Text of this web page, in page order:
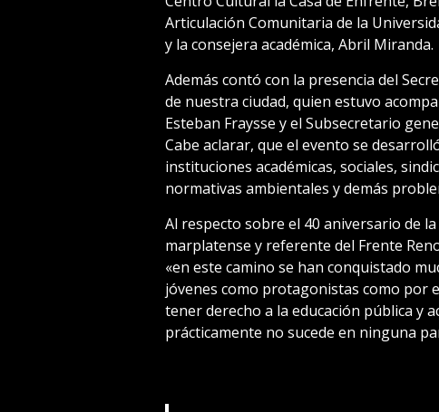
Articulación Comunitaria de la
y la consejera académica, Abril Miranda.
Además contó con la presencia del
de nuestra ciudad, quien estuvo
Esteban Fraysse y el Subsecretario
Cabe aclarar, que el evento se
instituciones académicas, sociales,
normativas ambientales y demás
Al respecto sobre el 40 aniversario de
marplatense y referente del Frente
«en este camino se han conquistado
jóvenes como protagonistas como por
tener derecho a la educación pública y
prácticamente no sucede en ninguna